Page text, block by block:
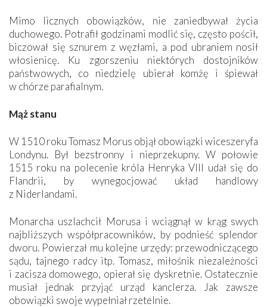
Mimo licznych obowiązków, nie zaniedbywał życia
duchowego. Potrafił godzinami modlić się, często pościł,
biczował się sznurem z węzłami, a pod ubraniem nosił
włosienicę. Ku zgorszeniu niektórych dostojników
państwowych, co niedzielę ubierał komżę i śpiewał
w chórze parafialnym.
Mąż stanu
W 1510 roku Tomasz Morus objął obowiązki wiceszeryfa
Londynu. Był bezstronny i nieprzekupny. W połowie
1515 roku na polecenie króla Henryka VIII udał się do
Flandrii, by wynegocjować układ handlowy
z Niderlandami.
Monarcha uszlachcił Morusa i wciągnął w krąg swych
najbliższych współpracowników, by podnieść splendor
dworu. Powierzał mu kolejne urzędy: przewodniczącego
sądu, tajnego radcy itp. Tomasz, miłośnik niezależności
i zacisza domowego, opierał się dyskretnie. Ostatecznie
musiał jednak przyjąć urząd kanclerza. Jak zawsze
obowiązki swoje wypełniał rzetelnie.